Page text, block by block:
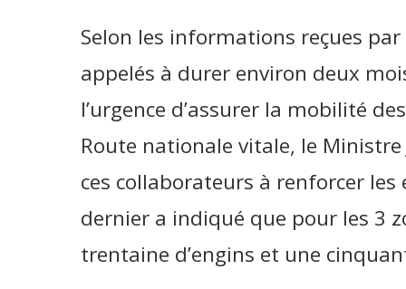
Selon les informations reçues
appelés à durer environ deux
l’urgence d’assurer la mobilité
Route nationale vitale, le
ces collaborateurs à renforcer les
dernier a indiqué que pour les 3
trentaine d’engins et une